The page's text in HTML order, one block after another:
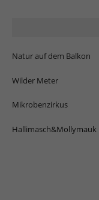
Natur auf dem Balkon
Wilder Meter
Mikrobenzirkus
Hallimasch&Mollymauk